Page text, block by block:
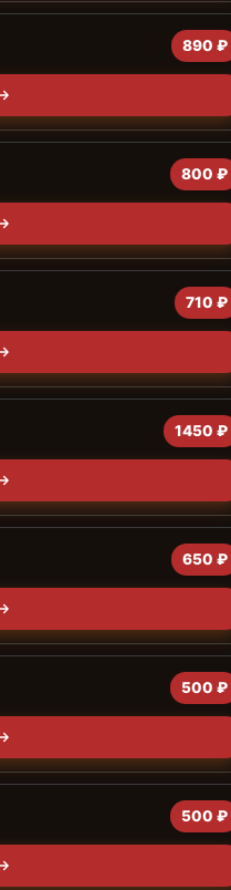
890 ₽
800 ₽
710 ₽
1450 ₽
650 ₽
500 ₽
500 ₽